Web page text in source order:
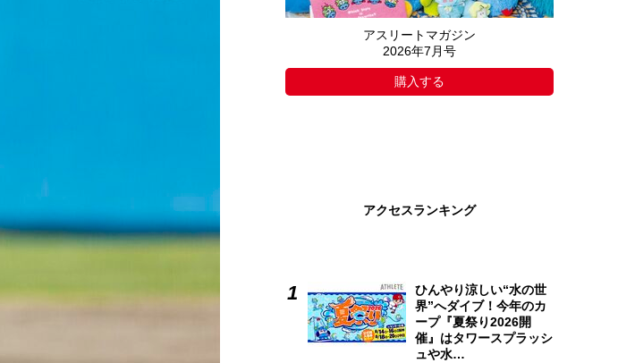
アスリートマガジン
2026年7月号
購入する
アクセスランキング
ひんやり涼しい“水の世
界”へダイブ！今年のカ
ープ『夏祭り2026開
催』はタワースプラッシ
ュや水…